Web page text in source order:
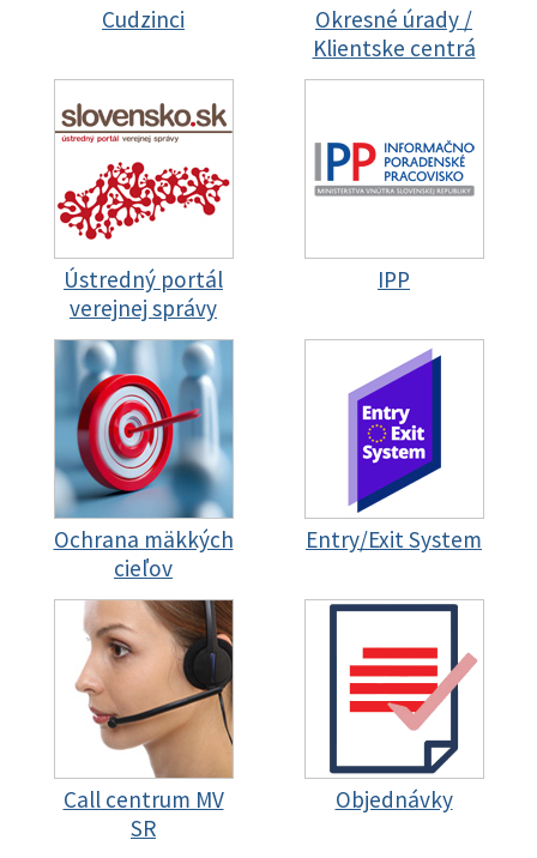
Cudzinci
Okresné úrady /
Klientske centrá
Ústredný portál
verejnej správy
IPP
Ochrana mäkkých
cieľov
Entry/Exit System
Call centrum MV
SR
Objednávky